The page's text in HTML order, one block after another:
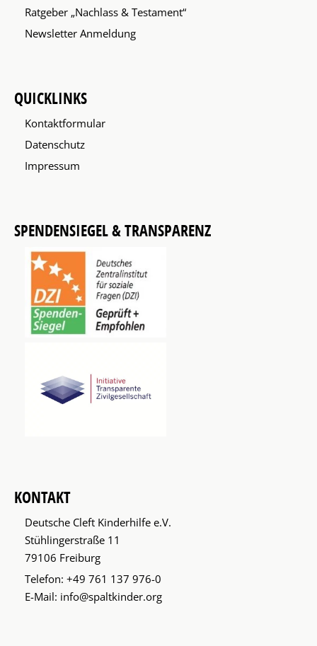
Ratgeber „Nachlass & Testament“
Newsletter Anmeldung
QUICKLINKS
Kontaktformular
Datenschutz
Impressum
SPENDENSIEGEL & TRANSPARENZ
KONTAKT
Deutsche Cleft Kinderhilfe e.V.
Stühlingerstraße 11
79106 Freiburg
Telefon: +49 761 137 976-0
E-Mail: info@spaltkinder.org